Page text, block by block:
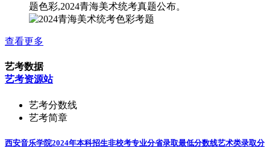
题色彩,2024青海美术统考真题公布。
查看更多
艺考数据
艺考资源站
艺考分数线
艺考简章
西安音乐学院2024年本科招生非校考专业分省录取最低分数线艺术类录取分